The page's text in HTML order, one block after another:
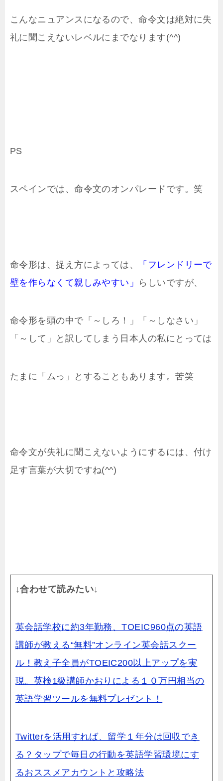
こんなニュアンスになるので、命令文は絶対に失
礼に聞こえないレベルにまでなります(^^)
PS
スペインでは、命令文のオンパレードです。笑
命令形は、捉え方によっては、
「フレンドリーで
壁を作らなくて親しみやすい」
らしいですが、
命令形を頭の中で「～しろ！」「～しなさい」
「～して」と訳してしまう日本人の私にとっては
たまに「ムっ」とすることもあります。苦笑
命令文が失礼に聞こえないようにするには、付け
足す言葉が大切ですね(^^)
↓合わせて読みたい↓
英会話学校に約3年勤務、TOEIC960点の英語
講師が教える“無料”オンライン英会話スクー
ル！ 教え子全員がTOEIC200以上アップを実
現。英検1級講師かおりによる１０万円相当の
英語学習ツールを無料プレゼント！
Twitterを活用すれば、留学１年分は回収でき
る？タップで毎日の行動を英語学習環境にす
るおススメアカウントと攻略法